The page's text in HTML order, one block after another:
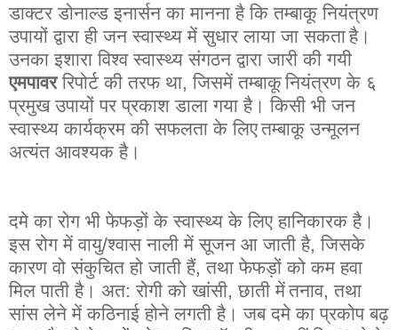
डाक्टर डोनाल्ड इनार्सन का मानना है कि तम्बाकू नियंत्रण
उपायों द्वारा ही जन स्वास्थ्य में सुधार लाया जा सकताहै।
उनका इशारा विश्व स्वास्थ्य संगठन द्वारा जारी की गयी
एमपावर रिपोर्ट की तरफ था,जिसमें तम्बाकूनियंत्रण के ६
प्रमुख उपायों पर प्रकाश डाला गया है।किसी भी जन
स्वास्थ्य कार्यक्रम की सफलता के लिएतम्बाकू उन्मूलन
अत्यंत आवश्यक है।
दमे का रोग भी फेफड़ों के स्वास्थ्य के लिए हानिकारक है।
इस रोग में वायु/श्वास नाली में सूजन आ जाती है,जिसके
कारण वो संकुचित हो जाती हैं,तथा फेफड़ों को कम हवा
मिल पाती है। अत:रोगी को खांसी,छाती मेंतनाव,तथा
सांस लेने में कठिनाई होने लगती है।जब दमे का प्रकोप बढ़